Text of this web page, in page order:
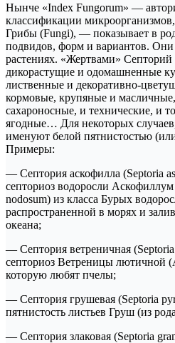
Нынче «Index Fungorum» —
классификации
Грибы (Fungi), — показывает в
подвидов, форм и вариантов.
растениях. «Жертвами» Септорий
дикорастущие и одомашненные
лиственные и декоративно-
кормовые, крупяные и
сахароносные, и технические, и
ягодные… Для некоторых
именуют белой пятнистостью
Примеры:
— Септория аскофилла (Septoria
септориоз водоросли
nodosum) из класса Бурых
распространенной в морях и
океана;
— Септория ветреничная
септориоз Ветреницы лютичной
которую любят пчелы;
— Септория грушевая (Septoria
пятнистость листьев Груш (из
— Септория злаковая (Septoria